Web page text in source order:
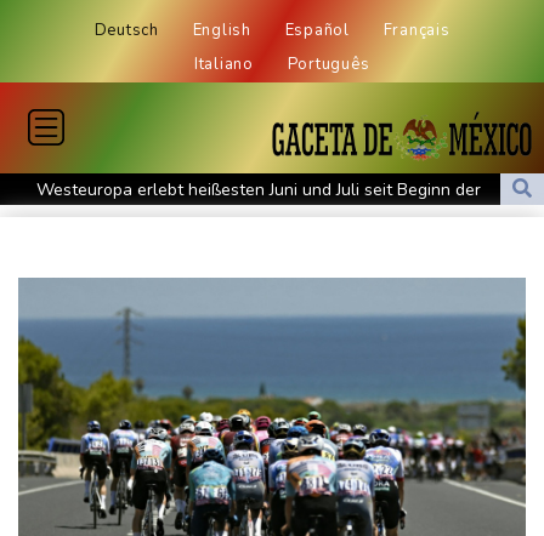
Deutsch English Español
Français
Italiano
Português
Westeuropa erlebt heißesten Juni und Juli seit Beginn der
Aufzeichnungen
Trump verzichtet offenbar vorerst auf Angriffe auf Iran: "Halten
uns zurück"
Trauer um Jorge Messi: Fußballstar Lionel Messi nimmt Abschied
von seinem Vater
Nowitzki trauert um ersten NBA-Coach Nelson: "RIP, Legende"
Neuer Waldbrand in Südfrankreich: Mehr als 200
Feuerwehrleute im Einsatz